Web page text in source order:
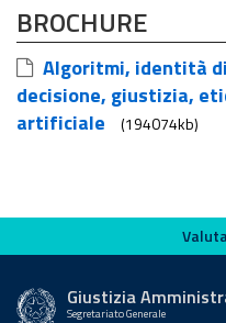
BROCHURE
Algoritmi, identità
decisione, giustizia,
artificiale
(194074kb)
Valuta questo
Giustizia
Segretariato Generale